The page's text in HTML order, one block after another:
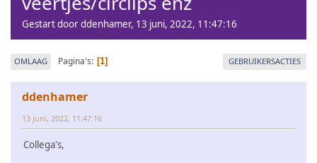
Gestart door ddenhamer, 13 juni, 2022, 11:47:16
OMLAAG Pagina's 1 GEBRUIKERSACTIES
ddenhamer
13 juni, 2022, 11:47:16
Collega's,